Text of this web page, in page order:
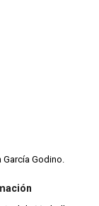
García Godino.